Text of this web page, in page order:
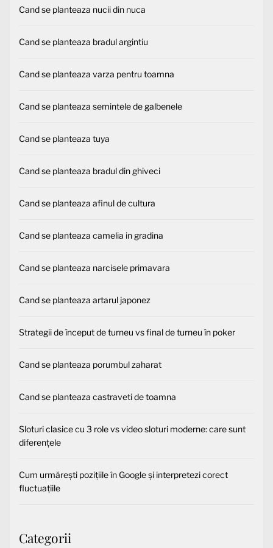
Cand se planteaza nucii din nuca
Cand se planteaza bradul argintiu
Cand se planteaza varza pentru toamna
Cand se planteaza semintele de galbenele
Cand se planteaza tuya
Cand se planteaza bradul din ghiveci
Cand se planteaza afinul de cultura
Cand se planteaza camelia in gradina
Cand se planteaza narcisele primavara
Cand se planteaza artarul japonez
Strategii de început de turneu vs final de turneu în poker
Cand se planteaza porumbul zaharat
Cand se planteaza castraveti de toamna
Sloturi clasice cu 3 role vs video sloturi moderne: care sunt
diferențele
Cum urmărești pozițiile în Google și interpretezi corect
fluctuațiile
Categorii